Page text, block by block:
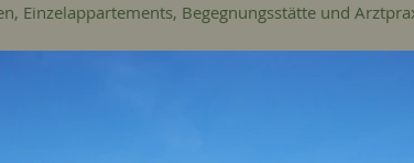
Einzelappartements, Begegnungsstätte und